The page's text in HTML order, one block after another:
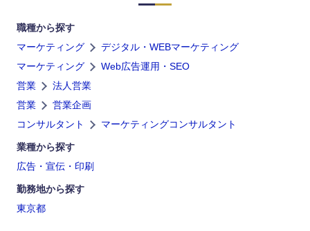
職種から探す
マーケティング
デジタル・WEBマーケティング
マーケティング
Web広告運用・SEO
営業
法人営業
営業
営業企画
コンサルタント
マーケティングコンサルタント
業種から探す
広告・宣伝・印刷
勤務地から探す
東京都